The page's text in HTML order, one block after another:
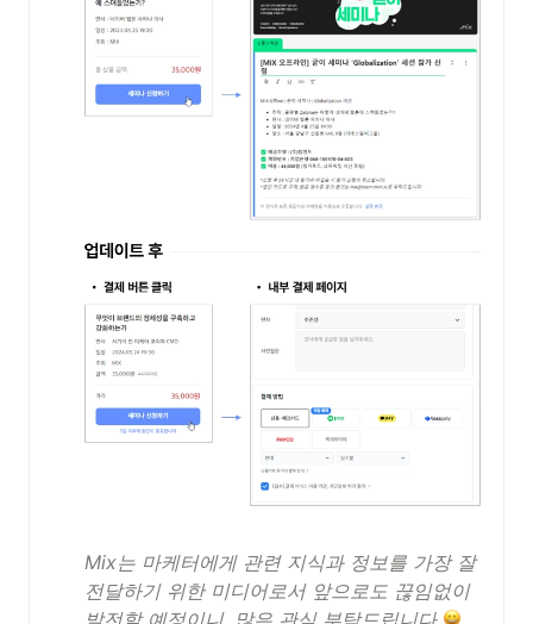
Mix는 마케터에게 관련 지식과 정보를 가장 잘
전달하기 위한 미디어로서 앞으로도 끊임없이
발전할 예정이니, 많은 관심 부탁드립니다